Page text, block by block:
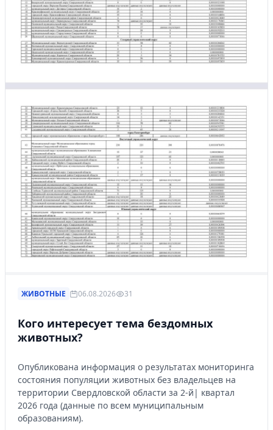
ЖИВОТНЫЕ 06.08.2026 31
Кого интересует тема бездомных
животных?
Опубликована информация о результатах мониторинга
состояния популяции животных без владельцев на
территории Свердловской области за 2-й| квартал
2026 года (данные по всем муниципальным
образованиям).